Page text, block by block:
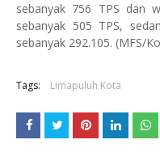
sebanyak 756 TPS dan
sebanyak 505 TPS,
sebanyak 292.105. (MFS/
Tags: Limapuluh Kota